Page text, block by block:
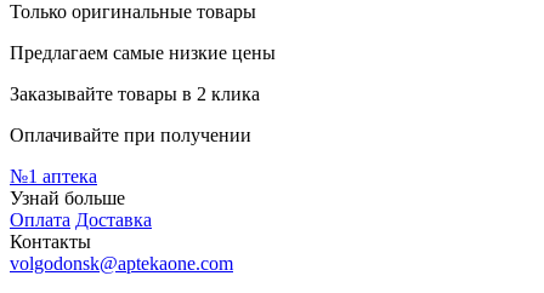
Только оригинальные товары
Предлагаем самые низкие цены
Заказывайте товары в 2 клика
Оплачивайте при получении
№1 аптека
Узнай больше
Оплата Доставка
Контакты
volgodonsk@aptekaone.com